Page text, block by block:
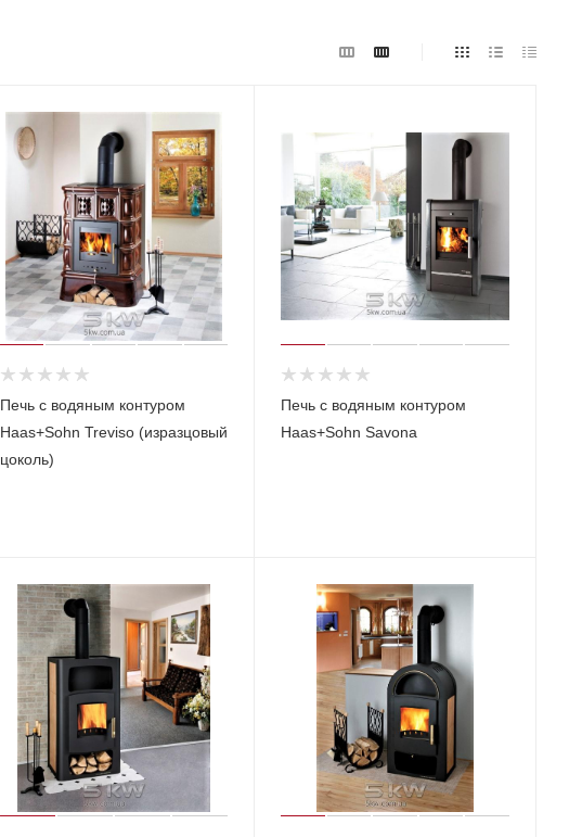
Печь с водяным контуром
Haas+Sohn Treviso (изразцовый
цоколь)
Печь с водяным контуром
Haas+Sohn Savona